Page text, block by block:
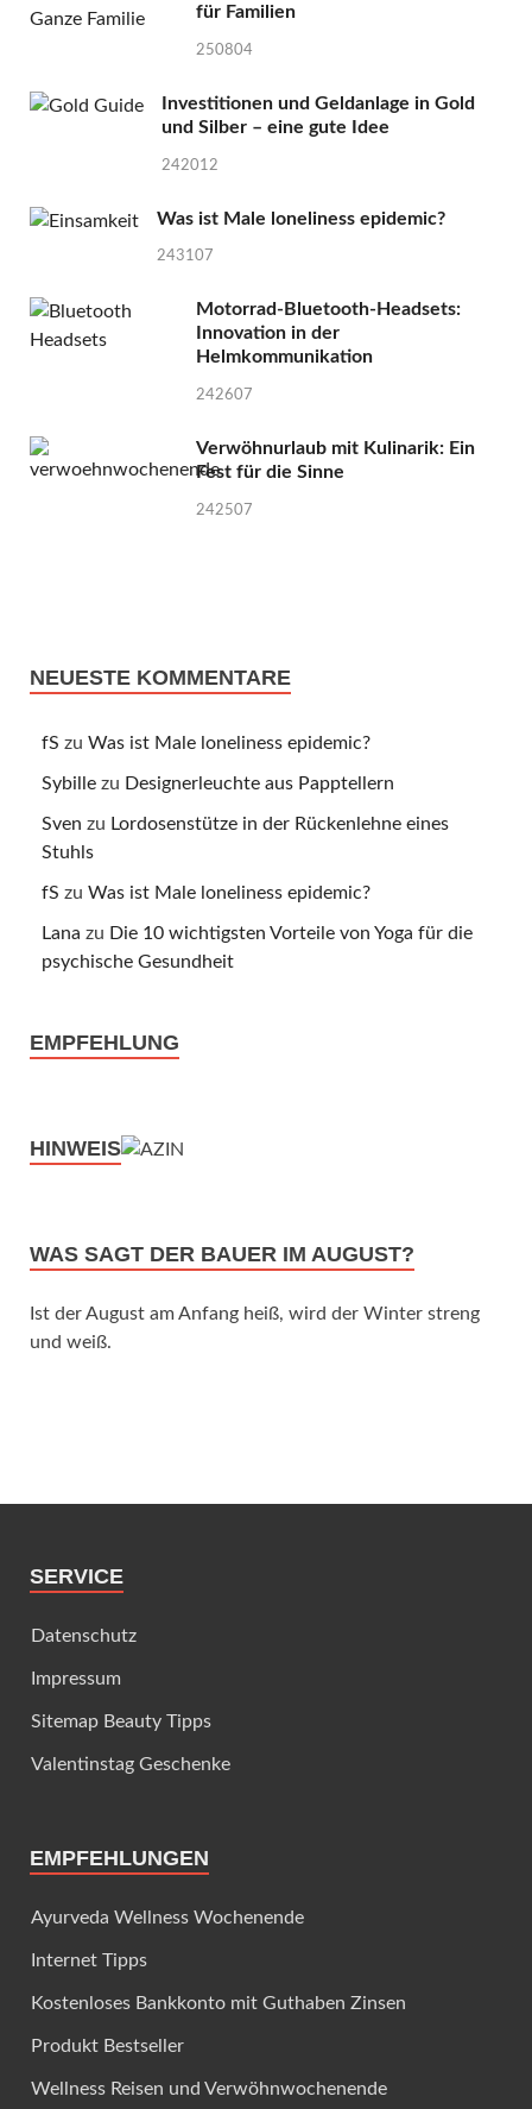
für Familien
250804
Investitionen und Geldanlage in Gold
und Silber – eine gute Idee
242012
Was ist Male loneliness epidemic?
243107
Motorrad-Bluetooth-Headsets:
Innovation in der
Helmkommunikation
242607
Verwöhnurlaub mit Kulinarik: Ein
Fest für die Sinne
242507
NEUESTE KOMMENTARE
fS zu Was ist Male loneliness epidemic?
Sybille zu Designerleuchte aus Papptellern
Sven zu Lordosenstütze in der Rückenlehne eines
Stuhls
fS zu Was ist Male loneliness epidemic?
Lana zu Die 10 wichtigsten Vorteile von Yoga für die
psychische Gesundheit
EMPFEHLUNG
HINWEIS
WAS SAGT DER BAUER IM AUGUST?
Ist der August am Anfang heiß, wird der Winter streng
und weiß.
SERVICE
Datenschutz
Impressum
Sitemap Beauty Tipps
Valentinstag Geschenke
EMPFEHLUNGEN
Ayurveda Wellness Wochenende
Internet Tipps
Kostenloses Bankkonto mit Guthaben Zinsen
Produkt Bestseller
Wellness Reisen und Verwöhnwochenende